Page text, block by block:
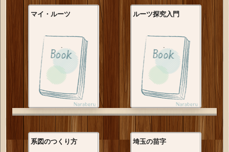
マイ・ルーツ ルーツ探究入門
系図のつくり方 埼玉の苗字